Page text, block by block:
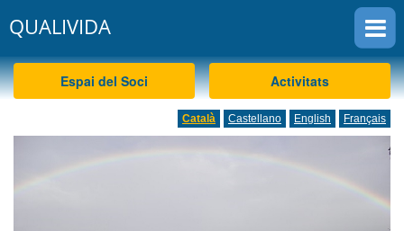
Espai del Soci Activitats
QUALIVIDA
Català Castellano English Français
CKEW
cookies